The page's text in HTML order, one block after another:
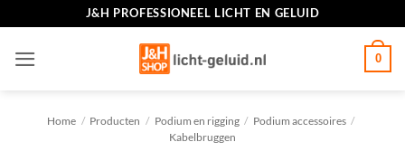
inhoud
J&H PROFESSIONEEL LICHT EN GELUID
0
Home / Producten / Podium en rigging / Podium accessoires /
Kabelbruggen